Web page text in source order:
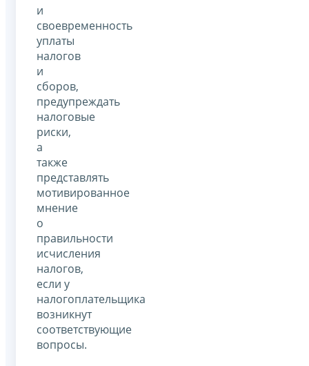
и
своевременность
уплаты
налогов
и
сборов,
предупреждать
налоговые
риски,
а
также
представлять
мотивированное
мнение
о
правильности
исчисления
налогов,
если у
налогоплательщика
возникнут
соответствующие
вопросы.